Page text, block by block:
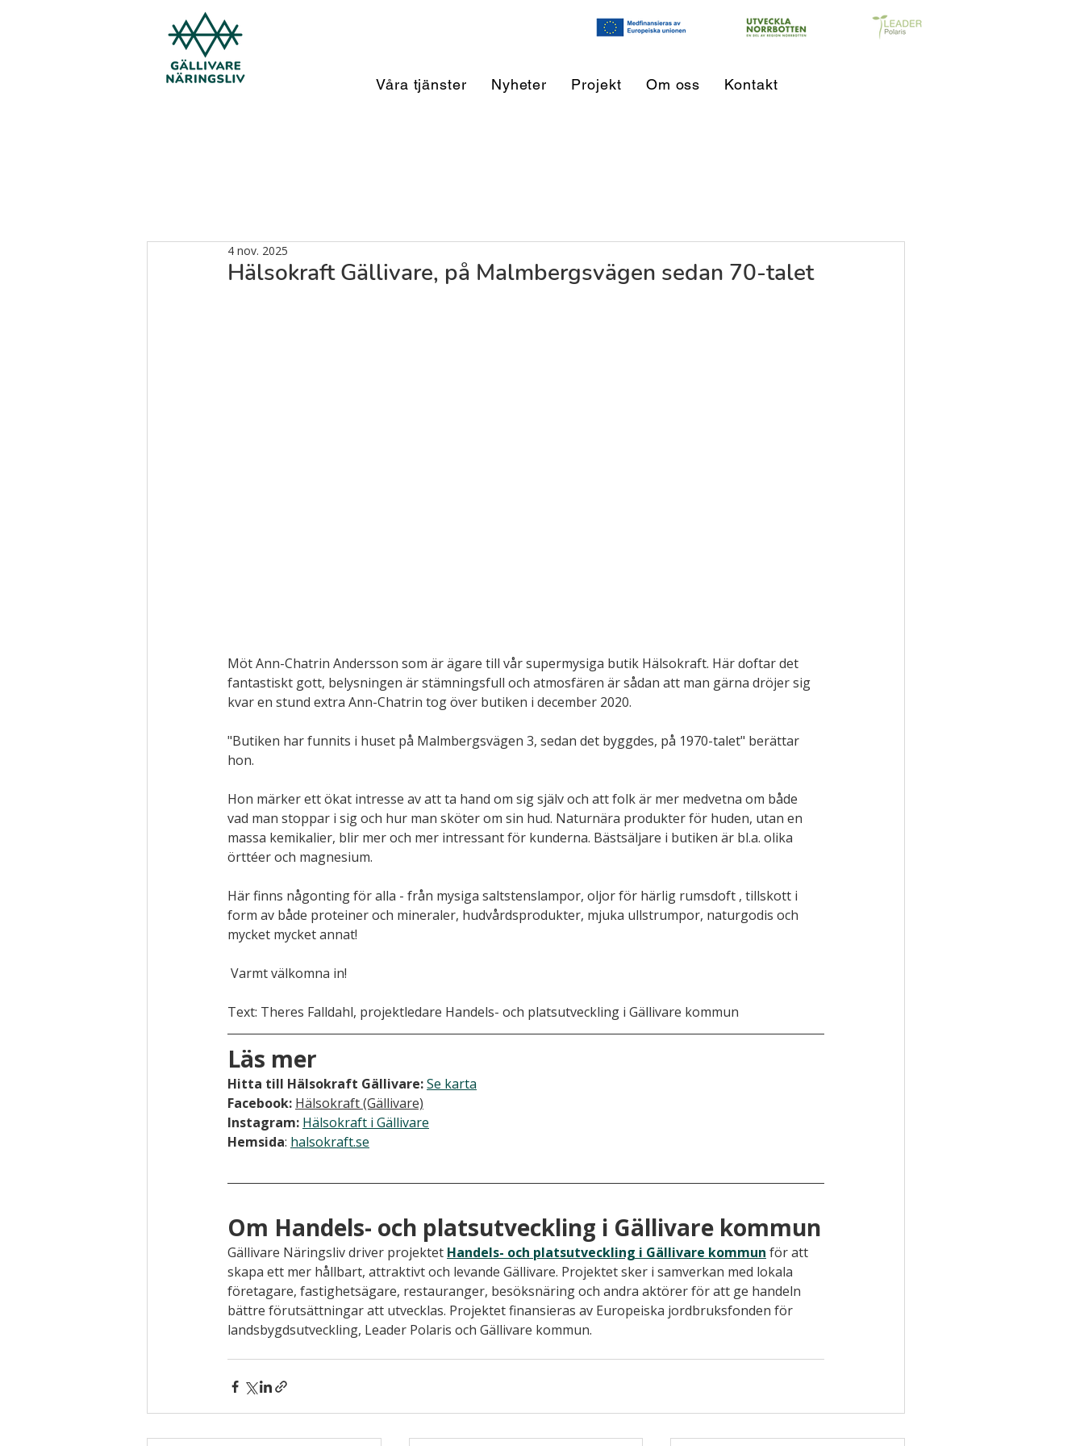
Våra tjänster Nyheter Projekt Om oss Kontakt
Hälsokraft Gällivare, på Malmbergsvägen sedan 70-talet
4 nov. 2025
Möt Ann-Chatrin Andersson som är ägare till vår supermysiga butik Hälsokraft. Här doftar det
fantastiskt gott, belysningen är stämningsfull och atmosfären är sådan att man gärna dröjer sig
kvar en stund extra Ann-Chatrin tog över butiken i december 2020.
"Butiken har funnits i huset på Malmbergsvägen 3, sedan det byggdes, på 1970-talet" berättar
hon.
Hon märker ett ökat intresse av att ta hand om sig själv och att folk är mer medvetna om både
vad man stoppar i sig och hur man sköter om sin hud. Naturnära produkter för huden, utan en
massa kemikalier, blir mer och mer intressant för kunderna. Bästsäljare i butiken är bl.a. olika
örttéer och magnesium.
Här finns någonting för alla - från mysiga saltstenslampor, oljor för härlig rumsdoft , tillskott i
form av både proteiner och mineraler, hudvårdsprodukter, mjuka ullstrumpor, naturgodis och
mycket mycket annat!
Varmt välkomna in!
Text: Theres Falldahl, projektledare Handels- och platsutveckling i Gällivare kommun
Läs mer
Hitta till Hälsokraft Gällivare:Se karta
Facebook: Hälsokraft (Gällivare)
Instagram: Hälsokraft i Gällivare
Hemsida: halsokraft.se
Om Handels- och platsutveckling i Gällivare kommun
Gällivare Näringsliv driver projektet Handels- och platsutveckling i Gällivare kommun för att
skapa ett mer hållbart, attraktivt och levande Gällivare. Projektet sker i samverkan med lokala
företagare, fastighetsägare, restauranger, besöksnäring och andra aktörer för att ge handeln
bättre förutsättningar att utvecklas. Projektet finansieras av Europeiska jordbruksfonden för
landsbygdsutveckling, Leader Polaris och Gällivare kommun.